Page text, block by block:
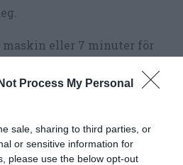
Process My Personal
sale, sharing to third parties, or
or sensitive information for
please use the below opt-out
maskin eller 7 minuter för
till dubbel storlek i 1 timme
i skivor eller dela den i